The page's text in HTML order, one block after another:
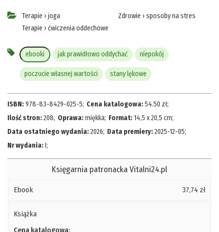
Terapie › joga
Terapie › ćwiczenia oddechowe
Zdrowie › sposoby na stres
ebooki jak prawidłowo oddychać niepokój
poczucie własnej wartości stany lękowe
ISBN:978-83-8429-025-5; Cena katalogowa:54.50 zł;
Ilość stron:208; Oprawa:miękka; Format:14,5 x 20,5 cm;
Data ostatniego wydania:2026; Data premiery:2025-12-05;
Nr wydania:I;
Księgarnia patronacka Vitalni24.pl
Ebook 37,74 zł
Książka
Cena katalogowa: